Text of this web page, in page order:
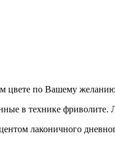
цвете по Вашему
в технике
лаконичного